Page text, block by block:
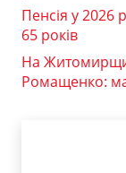
Пенсія у 2026
65 років
На
Ромащенко: